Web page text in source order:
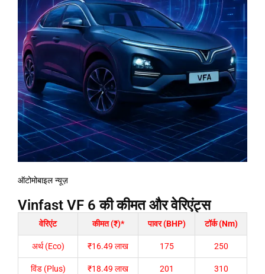
ऑटोमोबाइल न्यूज़
Vinfast VF 6 की कीमत और वेरिएंट्स
वेरिएंट कीमत (₹)* पावर (BHP) टॉर्क (Nm)
अर्थ (Eco) ₹16.49 लाख 175 250
विंड (Plus) ₹18.49 लाख 201 310